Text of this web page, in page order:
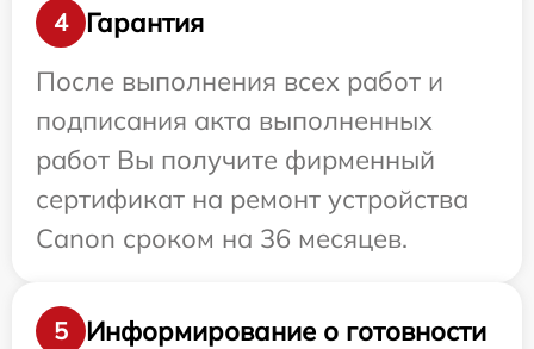
4
Гарантия
После выполнения всех работ и
подписания акта выполненных
работ Вы получите фирменный
сертификат на ремонт устройства
Canon сроком на 36 месяцев.
5
Информирование о готовности